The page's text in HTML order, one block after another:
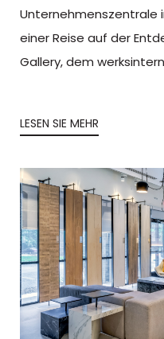
Unternehmenszentrale
einer Reise auf der
Gallery, dem
LESEN SIE MEHR